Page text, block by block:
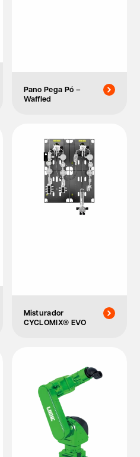
Pano Pega Pó –
Waffled
Misturador
CYCLOMIX® EVO